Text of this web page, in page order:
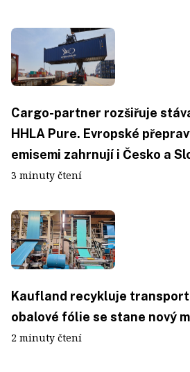
Cargo-partner rozšiřuje
HHLA Pure. Evropské
emisemi zahrnují i Česko a
3 minuty čtení
Kaufland recykluje
obalové fólie se stane nový
2 minuty čtení